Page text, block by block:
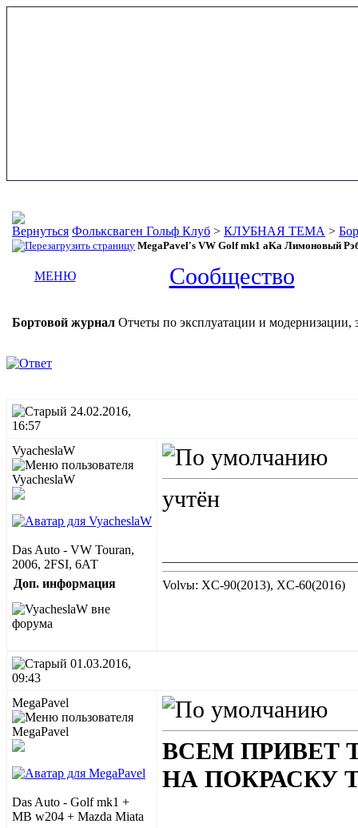
Фольксваген Гольф Клуб > КЛУБНАЯ ТЕМА >
MegaPavel's VW Golf mk1 aKa Лимоновый
МЕНЮ Сообщество
Бортовой журнал Отчеты по эксплуатации и
24.02.2016,
16:57
VyacheslaW
Das Auto - VW Touran,
2006, 2FSI, 6АТ
Доп. информация
учтён
Volvы: XC-90(2013), XC-60(2016)
01.03.2016,
09:43
MegaPavel
Das Auto - Golf mk1 +
MB w204 + Mazda Miata
ВСЕМ ПРИВЕТ
НА ПОКРАСКУ